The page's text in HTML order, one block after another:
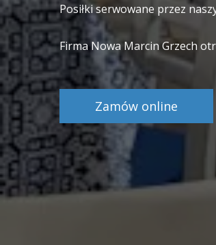
Posiłki serwowane przez
Firma Nowa Marcin Grzech
Zamów online